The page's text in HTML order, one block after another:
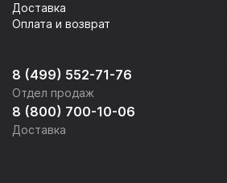
8 (499) 552-71-76
Отдел продаж
8 (800) 700-10-06
Доставка
Доставка
Оплата и возврат